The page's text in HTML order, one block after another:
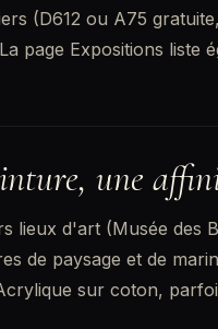
(D612 ou A75
page Expositions liste
une
lieux d'art (Musée des
de paysage et de
sur coton,